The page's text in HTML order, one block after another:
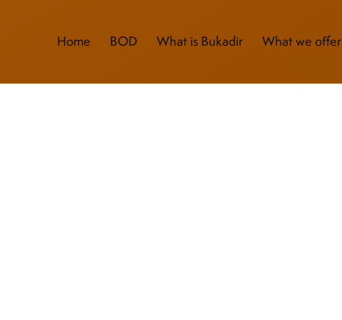
Home BOD What is Bukadir What we offer